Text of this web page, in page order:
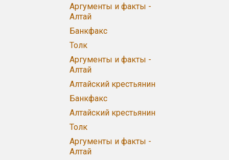
Аргументы и факты -
Алтай
Банкфакс
Толк
Аргументы и факты -
Алтай
Алтайский крестьянин
Банкфакс
Алтайский крестьянин
Толк
Аргументы и факты -
Алтай